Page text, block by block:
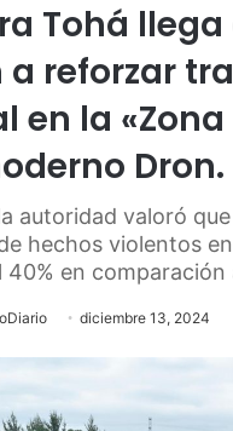
Tohá llega
a reforzar
en la «Zona
Dron.
autoridad valoró
hechos violentos
40% en comparación
diciembre 13, 2024